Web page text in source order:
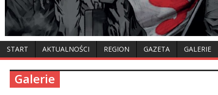
START AKTUALNOŚCI REGION GAZETA GALERIE
Galerie